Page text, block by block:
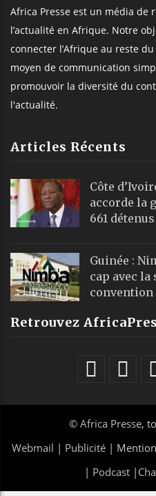
Africa Presse est un média de
l’actualité en Afrique. Notre
connecter l’Afrique au reste
moyen de communication
promouvoir la diversité du
l'actualité.
Articles Récents
Côte
accorde la
661 détenus
Guinée :
cap avec
Retrouvez
© Africa Presse,
Webmail | Publicité |
| Podcast|